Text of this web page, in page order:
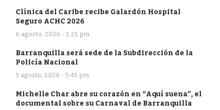
Clínica del Caribe recibe Galardón Hospital
Seguro ACHC 2026
6 agosto, 2026 - 1:21 pm
Barranquilla será sede de la Subdirección de la
Policía Nacional
5 agosto, 2026 - 5:45 pm
Michelle Char abre su corazón en “Aquí suena”, el
documental sobre su Carnaval de Barranquilla